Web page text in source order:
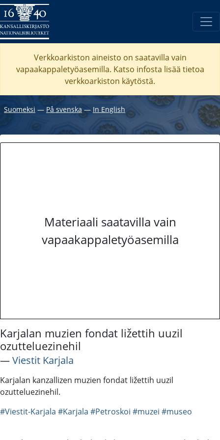
Verkkoarkiston aineisto on saatavilla vain
vapaakappaletyöasemilla. Katso infosta lisää tietoa
verkkoarkiston käytöstä.
Suomeksi ― På svenska― In English
Materiaali saatavilla vain
vapaakappaletyöasemilla
Karjalan muzien fondat ližettih uuzil
ozutteluezinehil
―Viestit Karjala
Karjalan kanzallizen muzien fondat ližettih uuzil
ozutteluezinehil.
#Viestit-Karjala #Karjala #Petroskoi #muzei #museo